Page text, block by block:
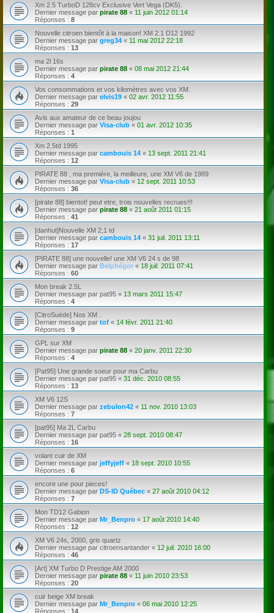
Xm 2.5 TurboD 128cv Exclusive Vert Vega (DK5).
Dernier message par pirate 88 « 11 juin 2012 01:14
Réponses : 8
Nouvelle citroen bientôt à la maison! XM 2.1 D12 1992
Dernier message par greg34 « 11 mai 2012 22:18
Réponses : 13
ma 2l 16s
Dernier message par pirate 88 « 08 mai 2012 21:44
Réponses : 4
Vos consommations et vos kilométres avec vos XM.
Dernier message par elvis19 « 02 avr. 2012 11:55
Réponses : 29
Avis aux amateur de ce beau joujou
Dernier message par Visa-club « 01 avr. 2012 10:35
Réponses : 1
Xm 2.5td 1995
Dernier message par cambouis 14 « 13 sept. 2011 21:41
Réponses : 12
PIRATE 88 , ma premiére, la meilleure, une XM V6 de 1989
Dernier message par Visa-club « 12 sept. 2011 10:53
Réponses : 36
[pirate 88] bientot! peut etre, trois nouvelles recrues!!!
Dernier message par pirate 88 « 21 août 2011 01:15
Réponses : 41
[danhut]Nouvelle XM 2,1 td
Dernier message par cambouis 14 « 31 juil. 2011 13:11
Réponses : 17
[PIRATE 88] une nouvelle! une XM V6 24 s de 98
Dernier message par Belphégor « 18 juil. 2011 07:41
Réponses : 60
Mon break 2.5L
Dernier message par pat95 « 13 mars 2011 15:47
Réponses : 4
[CitroSuéde] Nos XM .
Dernier message par tof « 14 févr. 2011 21:40
Réponses : 9
GPL sur XM
Dernier message par pirate 88 « 20 janv. 2011 22:30
Réponses : 4
[Pat95] Une grande soeur pour ma Carbu
Dernier message par pat95 « 31 déc. 2010 08:55
Réponses : 13
XM V6 12S
Dernier message par zebulon42 « 11 nov. 2010 13:03
Réponses : 7
[pat95] Ma 2L Carbu
Dernier message par pat95 « 28 sept. 2010 08:47
Réponses : 16
volant cuir de XM
Dernier message par jeffyjeff « 18 sept. 2010 10:55
Réponses : 6
encore une pour pieces!
Dernier message par DS-ID Québec « 27 août 2010 04:12
Réponses : 7
Mon TD12 Gabion
Dernier message par Mr_Benpro « 17 août 2010 14:40
Réponses : 12
XM V6 24s, 2000, gris quartz
Dernier message par citroensantander « 12 juil. 2010 16:00
Réponses : 46
[Art] XM Turbo D Prestige AM 2000
Dernier message par pirate 88 « 11 juin 2010 23:53
Réponses : 20
cuir beige XM break
Dernier message par Mr_Benpro « 06 mai 2010 12:25
Réponses : 14